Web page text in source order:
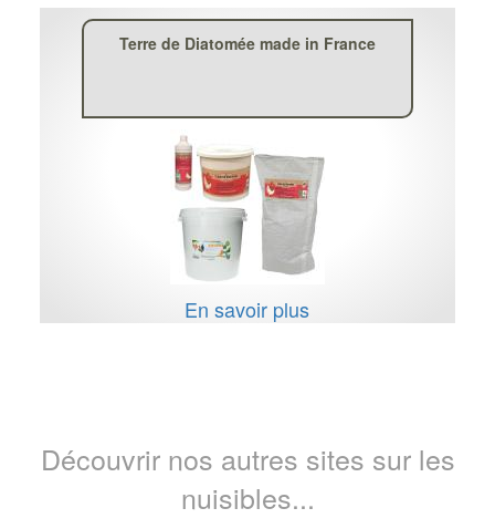
Terre de Diatomée made in France
En savoir plus
Découvrir nos autres sites sur les
nuisibles...